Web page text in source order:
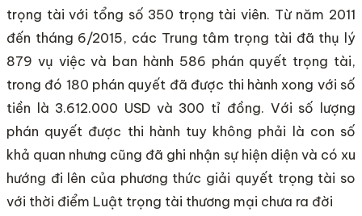
trọng tài với tổng số 350 trọng tài viên. Từ năm 2011
đến tháng 6/2015, các Trung tâm trọng tài đã thụ lý
879 vụ việc và ban hành 586 phán quyết trọng tài,
trong đó 180 phán quyết đã được thi hành xong với số
tiền là 3.612.000 USD và 300 tỉ đồng. Với số lượng
phán quyết được thi hành tuy không phải là con số
khả quan nhưng cũng đã ghi nhận sự hiện diện và có xu
hướng đi lên của phương thức giải quyết trọng tài so
với thời điểm Luật trọng tài thương mại chưa ra đời